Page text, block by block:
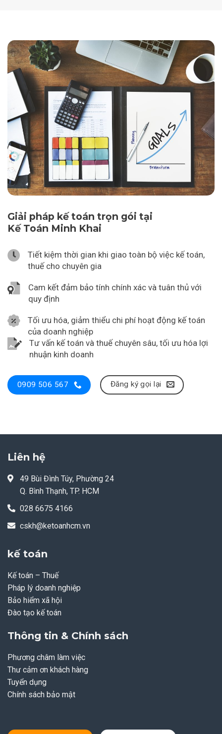
Giải pháp kế toán trọn gói tại
Kế Toán Minh Khai
Tiết kiệm thời gian khi giao toàn bộ việc kế toán,
thuế cho chuyên gia
Cam kết đảm bảo tính chính xác và tuân thủ với
quy định
Tối ưu hóa, giảm thiểu chi phí hoạt động kế toán
của doanh nghiệp
Tư vấn kế toán và thuế chuyên sâu, tối ưu hóa lợi
nhuận kinh doanh
0909 506 567 Đăng ký gọi lại
Liên hệ
49 Bùi Đình Túy, Phường 24
Q. Bình Thạnh, TP. HCM
028 6675 4166
cskh@ketoanhcm.vn
kế toán
Kế toán – Thuế
Pháp lý doanh nghiệp
Bảo hiểm xã hội
Đào tạo kế toán
Thông tin & Chính sách
Phương châm làm việc
Thư cảm ơn khách hàng
Tuyển dụng
Chính sách bảo mật